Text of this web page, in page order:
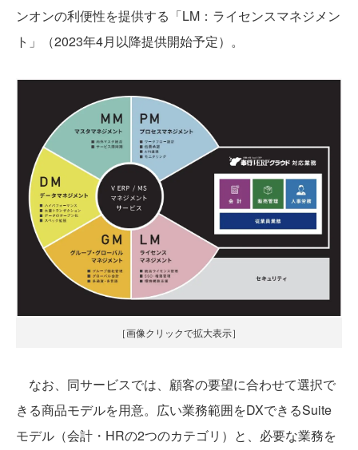
ンオンの利便性を提供する「LM：ライセンスマネジメン
ト」（2023年4月以降提供開始予定）。
［画像クリックで拡大表示］
なお、同サービスでは、顧客の要望に合わせて選択で
きる商品モデルを用意。広い業務範囲をDXできるSuite
モデル（会計・HRの2つのカテゴリ）と、必要な業務を